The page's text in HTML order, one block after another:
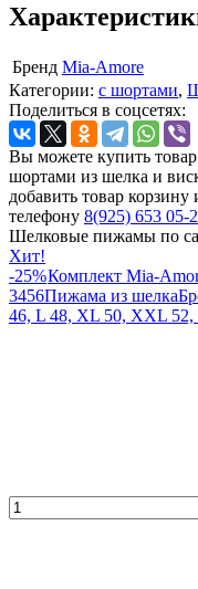
Бренд Mia-Amore
Категории: с шортами,
Поделиться в соцсетях:
Вы можете купить
шортами из шелка и
добавить товар
телефону 8(925) 653 05-
Шелковые пижамы по
Хит!
-25%Комплект Mia-
3456Пижама из шелка
46, L 48, XL 50, XXL